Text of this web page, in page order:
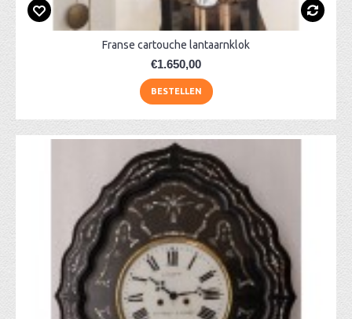
Franse cartouche lantaarnklok
€1.650,00
BESTELLEN